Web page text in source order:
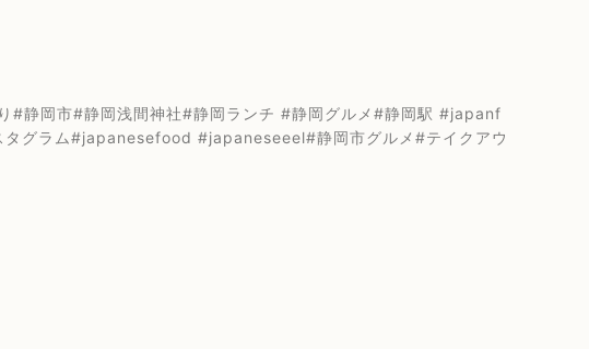
#静岡市#静岡浅間神社#静岡ランチ #静岡グルメ#静岡駅 #japanf
ラム#japanesefood #japaneseeel#静岡市グルメ#テイクアウ